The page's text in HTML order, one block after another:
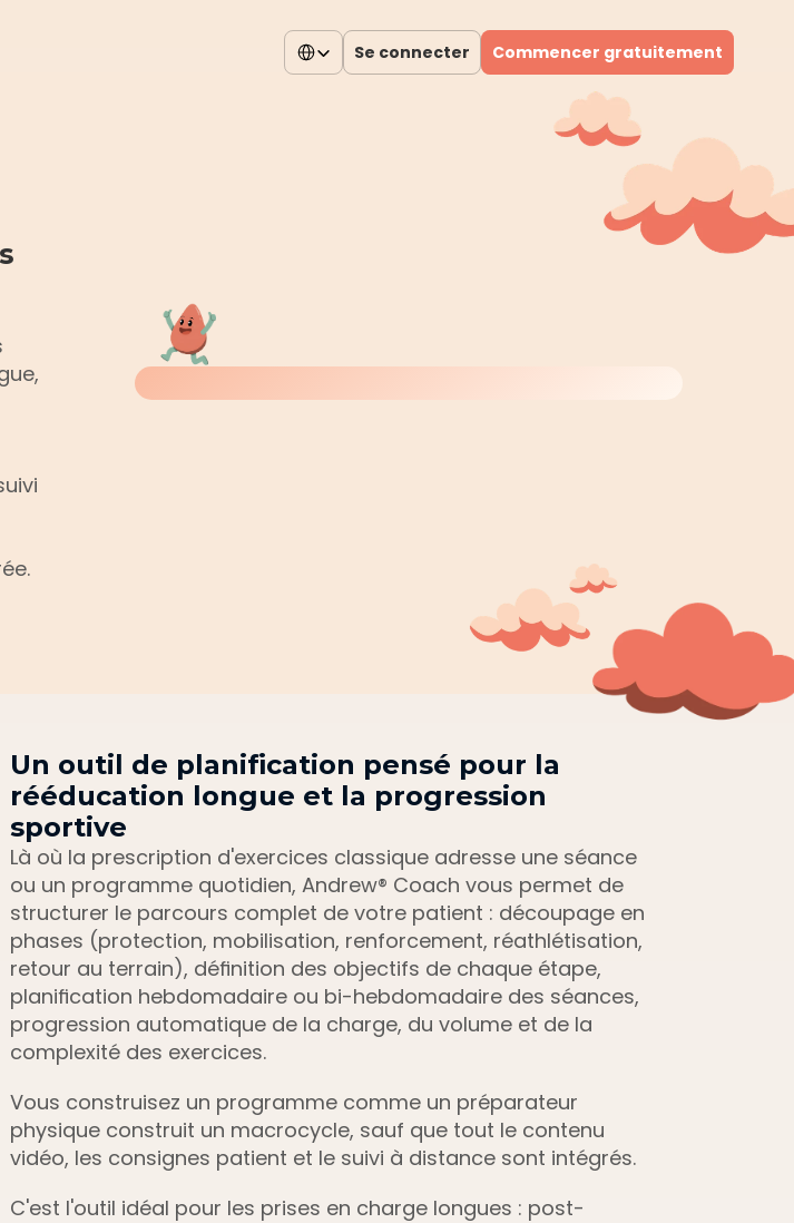
Select Language
Se connecter Commencer gratuitement
Un outil de planification pensé pour la
rééducation longue et la progression
sportive
Là où la prescription d'exercices classique adresse une séance
ou un programme quotidien, Andrew® Coach vous permet de
structurer le parcours complet de votre patient : découpage en
phases (protection, mobilisation, renforcement, réathlétisation,
retour au terrain), définition des objectifs de chaque étape,
planification hebdomadaire ou bi-hebdomadaire des séances,
progression automatique de la charge, du volume et de la
complexité des exercices.
Vous construisez un programme comme un préparateur
physique construit un macrocycle, sauf que tout le contenu
vidéo, les consignes patient et le suivi à distance sont intégrés.
C'est l'outil idéal pour les prises en charge longues : post-